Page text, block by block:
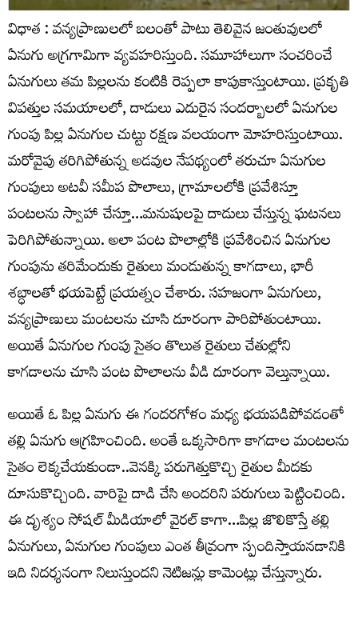
విధాత : వన్యప్రాణులలో బలంతో పాటు తెలివైన జంతువులలో
ఏనుగు అగ్రగామిగా వ్యవహరిస్తుంది. సమూహాలుగా సంచరించే
ఏనుగులు తమ పిల్లలను కంటికి రెప్పలా కాపుకాస్తుంటాయి. ప్రకృతి
విపత్తుల సమయాలలో, దాడులు ఎదురైన సందర్బాలలో ఏనుగుల
గుంపు పిల్ల ఏనుగుల చుట్టు రక్షణ వలయంగా మోహరిస్తుంటాయి.
మరోవైపు తరిగిపోతున్న అడవుల నేపథ్యంలో తరుచూ ఏనుగుల
గుంపులు అటవీ సమీప పొలాలు, గ్రామాలలోకి ప్రవేశిస్తూ
పంటలను స్వాహా చేస్తూ…మనుషులపై దాడులు చేస్తున్న ఘటనలు
పెరిగిపోతున్నాయి. అలా పంట పొలాల్లోకి ప్రవేశించిన ఏనుగుల
గుంపును తరిమేందుకు రైతులు మండుతున్న కాగడాలు, భారీ
శబ్ధాలతో భయపెట్టే ప్రయత్నం చేశారు. సహజంగా ఏనుగులు,
వన్యప్రాణులు మంటలను చూసి దూరంగా పారిపోతుంటాయి.
అయితే ఏనుగుల గుంపు సైతం తొలుత రైతులు చేతుల్లోని
కాగడాలను చూసి పంట పొలాలను వీడి దూరంగా వెల్తున్నాయి.
అయితే ఓ పిల్ల ఏనుగు ఈ గందరగోళం మధ్య భయపడిపోవడంతో
తల్లి ఏనుగు ఆగ్రహించింది. అంతే ఒక్కసారిగా కాగడాల మంటలను
సైతం లెక్కచేయకుండా..వెనక్కి పరుగెత్తుకొచ్చి రైతుల మీదకు
దూసుకొచ్చింది. వారిపై దాడి చేసి అందరిని పరుగులు పెట్టించింది.
ఈ దృశ్యం సోషల్ మీడియాలో వైరల్ కాగా…పిల్ల జొలికొస్తే తల్లి
ఏనుగులు, ఏనుగుల గుంపులు ఎంత తీవ్రంగా స్పందిస్తాయనడానికి
ఇది నిదర్శనంగా నిలుస్తుందని నెటిజన్లు కామెంట్లు చేస్తున్నారు.